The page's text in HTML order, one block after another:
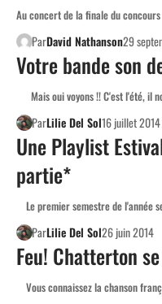
Au concert de la finale du
ParDavid Nathanson29
Votre bande son
Mais oui voyons !! C'est l'été, il
ParLilie Del Sol16 juillet 2014
Une Playlist
partie*
Le premier semestre de l'année
ParLilie Del Sol26 juin 2014
Feu! Chatterton
Vous connaissez la chanson